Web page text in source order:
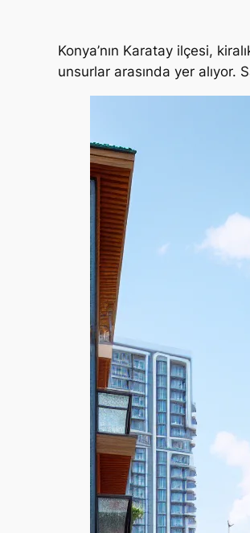
Konya’nın Karatay ilçesi,
unsurlar arasında yer alıyor.